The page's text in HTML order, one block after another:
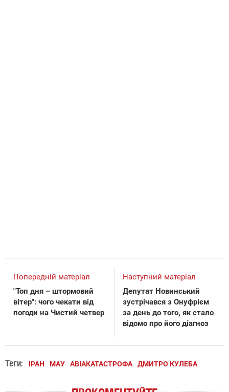
Попередній матеріал
"Топ дня – штормовий
вітер": чого чекати від
погоди на Чистий четвер
Наступний матеріал
Депутат Новинський
зустрічався з Онуфрієм
за день до того, як стало
відомо про його діагноз
Теги: ІРАН МАУ АВІАКАТАСТРОФА ДМИТРО КУЛЕБА